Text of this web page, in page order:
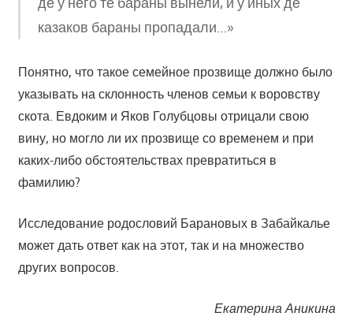
казаков бараны пропадали…»
Понятно, что такое семейное прозвище должно было
указывать на склонность членов семьи к воровству
скота. Евдоким и Яков Голубцовы отрицали свою
вину, но могло ли их прозвище со временем и при
каких-либо обстоятельствах превратиться в
фамилию?
Исследование родословий Барановых в Забайкалье
может дать ответ как на этот, так и на множество
других вопросов.
Екатерина Аникина